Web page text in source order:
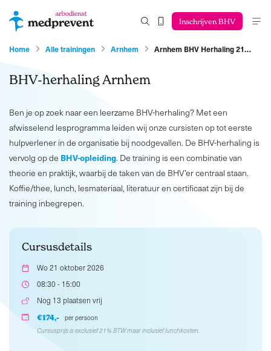
Inschrijven BHV
Home Alle trainingen Arnhem Arnhem BHV Herhaling 21…
BHV-herhaling Arnhem
Ben je op zoek naar een leerzame BHV-herhaling? Met een
afwisselend lesprogramma leiden wij onze cursisten op tot eerste
hulpverlener in de organisatie bij noodgevallen. De BHV-herhaling is
vervolg op de BHV-opleiding. De training is een combinatie van
theorie en praktijk, waarbij de taken van de BHV’er centraal staan.
Koffie/thee, lunch, lesmateriaal, literatuur en certificaat zijn bij de
training inbegrepen.
Cursusdetails
Wo 21 oktober 2026
08:30 - 15:00
Nog 13 plaatsen vrij
€174,-
per persoon
Cursusprijs is exclusief 21% BTW maar inclusief lunchkosten.